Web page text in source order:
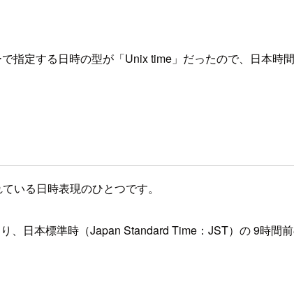
定する日時の型が「Unix time」だったので、日本時
いる日時表現のひとつです。
日本標準時（Japan Standard Time：JST）の 9時間前